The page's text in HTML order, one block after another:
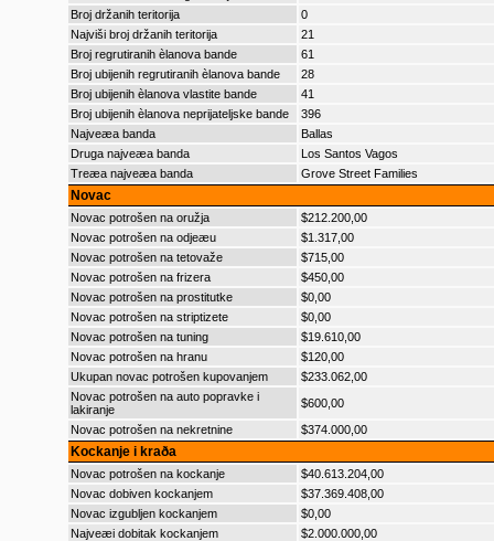
Broj držanih teritorija
0
Najviši broj držanih teritorija
21
Broj regrutiranih èlanova bande
61
Broj ubijenih regrutiranih èlanova bande
28
Broj ubijenih èlanova vlastite bande
41
Broj ubijenih èlanova neprijateljske bande
396
Najveæa banda
Ballas
Druga najveæa banda
Los Santos Vagos
Treæa najveæa banda
Grove Street Families
Novac
Novac potrošen na oružja
$212.200,00
Novac potrošen na odjeæu
$1.317,00
Novac potrošen na tetovaže
$715,00
Novac potrošen na frizera
$450,00
Novac potrošen na prostitutke
$0,00
Novac potrošen na striptizete
$0,00
Novac potrošen na tuning
$19.610,00
Novac potrošen na hranu
$120,00
Ukupan novac potrošen kupovanjem
$233.062,00
Novac potrošen na auto popravke i
lakiranje
$600,00
Novac potrošen na nekretnine
$374.000,00
Kockanje i kraða
Novac potrošen na kockanje
$40.613.204,00
Novac dobiven kockanjem
$37.369.408,00
Novac izgubljen kockanjem
$0,00
Najveæi dobitak kockanjem
$2.000.000,00